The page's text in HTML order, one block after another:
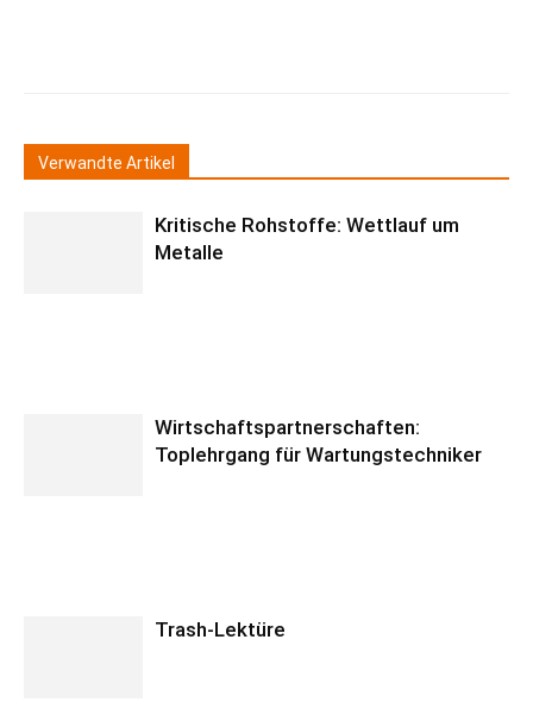
Verwandte Artikel
Kritische Rohstoffe: Wettlauf um
Metalle
Wirtschaftspartnerschaften:
Toplehrgang für Wartungstechniker
Trash-Lektüre